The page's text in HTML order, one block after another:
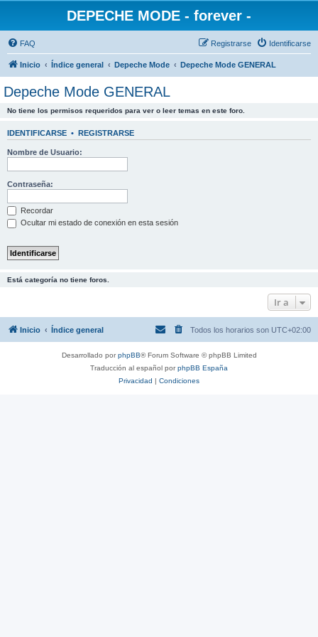
DEPECHE MODE - forever -
FAQ Identificarse
Registrarse
Inicio Índice general Depeche Mode Depeche Mode GENERAL
Depeche Mode GENERAL
No tiene los permisos requeridos para ver o leer temas en este foro.
IDENTIFICARSE • REGISTRARSE
Nombre de Usuario:
Contraseña:
Recordar
Ocultar mi estado de conexión en esta sesión
Está categoría no tiene foros.
Ir a
Inicio Índice general Todos los horarios son UTC+02:00
Desarrollado porphpBB® Forum Software © phpBB Limited
Traducción al español porphpBB España
Privacidad | Condiciones